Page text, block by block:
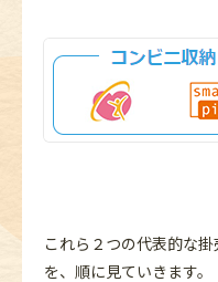
これら２つの代表的な
を、順に見ていきます。